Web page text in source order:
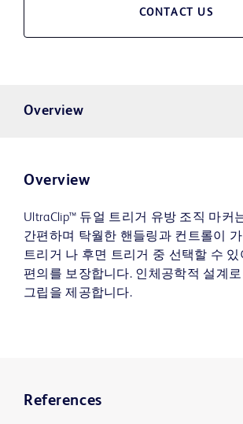
CONTACT US
Overview
Overview
UltraClip™ 듀얼 트리거 유방 조직 마커
간편하며 탁월한 핸들링과 컨트롤이
트리거 나 후면 트리거 중 선택할 수 있
편의를 보장합니다. 인체공학적 설계로
그립을 제공합니다.
References